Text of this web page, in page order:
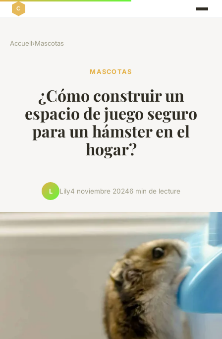
Accueil›Mascotas
MASCOTAS
¿Cómo construir un
espacio de juego seguro
para un hámster en el
hogar?
L Lily4 noviembre 20246 min de lecture